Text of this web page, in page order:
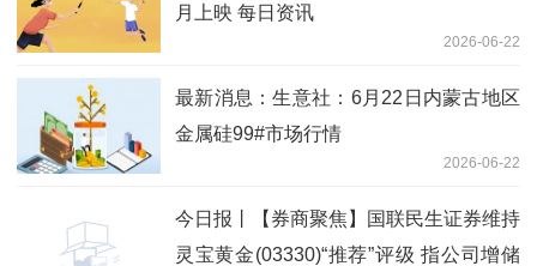
月上映 每日资讯
2026-06-22
最新消息：生意社：6月22日内蒙古地区
金属硅99#市场行情
2026-06-22
今日报丨【券商聚焦】国联民生证券维持
灵宝黄金(03330)“推荐”评级 指公司增储